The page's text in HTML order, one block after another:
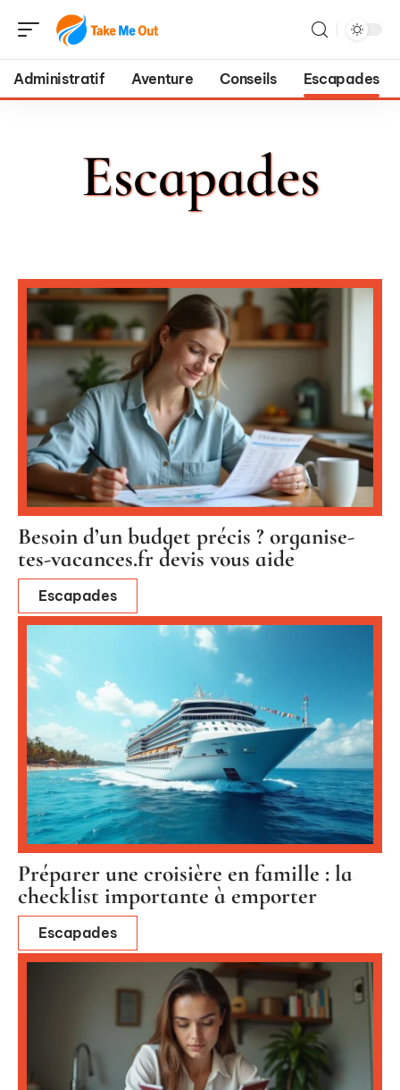
Administratif Aventure Conseils Escapades
Escapades
Besoin d’un budget précis ? organise-
tes-vacances.fr devis vous aide
Escapades
Préparer une croisière en famille : la
checklist importante à emporter
Escapades